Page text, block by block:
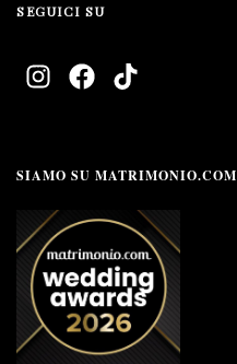
SEGUICI SU
SIAMO SU MATRIMONIO.COM